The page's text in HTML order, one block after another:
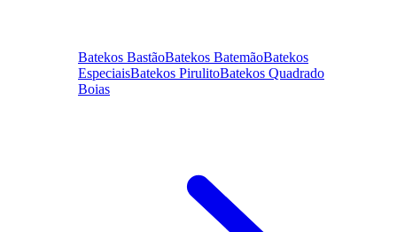
Batekos BastãoBatekos BatemãoBatekos
EspeciaisBatekos PirulitoBatekos Quadrado
Boias